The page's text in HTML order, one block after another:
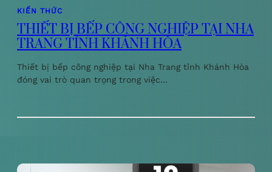
KIẾN THỨC
THIẾT BỊ BẾP CÔNG NGHIỆP TẠI NHA
TRANG TỈNH KHÁNH HÒA
Thiết bị bếp công nghiệp tại Nha Trang tỉnh Khánh Hòa
đóng vai trò quan trọng trong việc…